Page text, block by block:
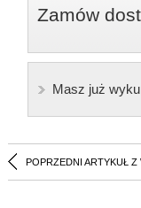
Zamów
Masz już
POPRZEDNI ARTYKUŁ Z